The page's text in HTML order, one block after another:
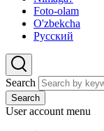
Foto-olam
O'zbekcha
Русский
Search
Search
User account menu